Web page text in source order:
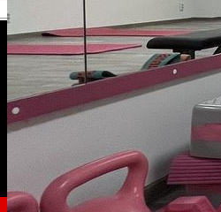
English